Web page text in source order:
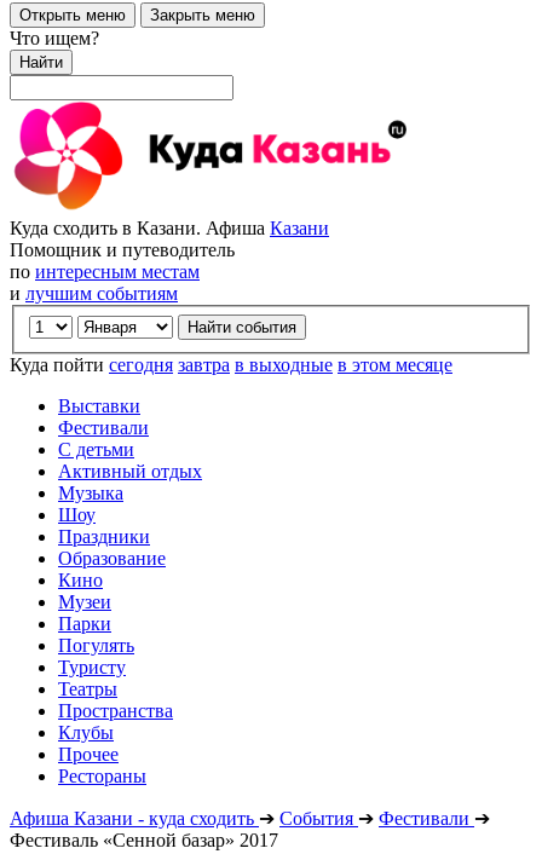
Открыть меню Закрыть меню
Что ищем?
Найти
Куда сходить в Казани. Афиша Казани
Помощник и путеводитель
по интересным местам
и лучшим событиям
Куда пойти сегодня завтра в выходные в этом месяце
Выставки
Фестивали
С детьми
Активный отдых
Музыка
Шоу
Праздники
Образование
Кино
Музеи
Парки
Погулять
Туристу
Театры
Пространства
Клубы
Прочее
Рестораны
Афиша Казани - куда сходить ➔ События ➔ Фестивали ➔
Фестиваль «Сенной базар» 2017